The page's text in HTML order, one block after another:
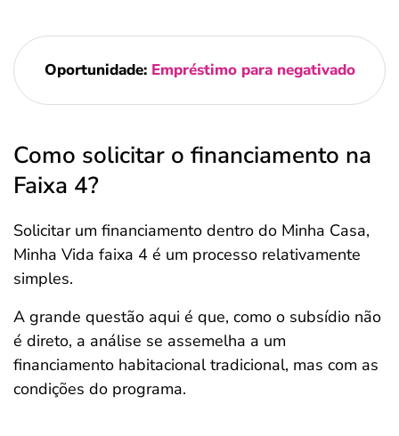
Oportunidade: Empréstimo para negativado
Como solicitar o financiamento na
Faixa 4?
Solicitar um financiamento dentro do Minha Casa,
Minha Vida faixa 4 é um processo relativamente
simples.
A grande questão aqui é que, como o subsídio não
é direto, a análise se assemelha a um
financiamento habitacional tradicional, mas com as
condições do programa.